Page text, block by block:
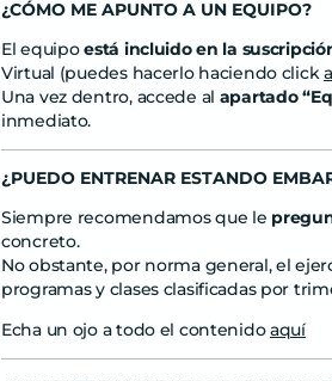
¿CÓMO ME APUNTO A UN EQUIPO?
El equipoestá incluido en la
Virtual (puedes hacerlo haciendo click
Una vez dentro, accede al apartado
inmediato.
¿PUEDO ENTRENAR ESTANDO
Siempre recomendamos que le
concreto.
No obstante, por norma general, el
programas y clases clasificadas por
Echa un ojo a todo el contenidoaquí